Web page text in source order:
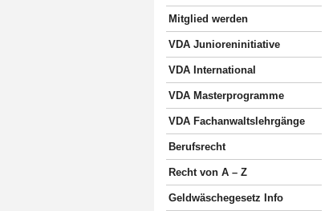
Mitglied werden
VDA Junioreninitiative
VDA International
VDA Masterprogramme
VDA Fachanwaltslehrgänge
Berufsrecht
Recht von A – Z
Geldwäschegesetz Info